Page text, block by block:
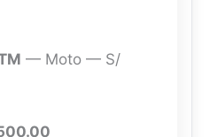
— Moto — S/